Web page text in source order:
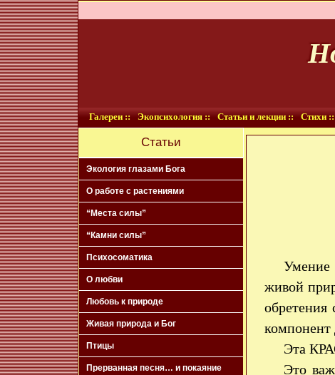
Галереи :: Экопсихология :: Статьи и лекции :: Стихи ::
Статьи
Экология глазами Бога
О работе с растениями
“Места силы”
“Камни силы”
Психосоматика
О любви
Любовь к природе
Живая природа и Бог
Птицы
Прерванная песня… и покаяние
живой
компонент
Эта
Это